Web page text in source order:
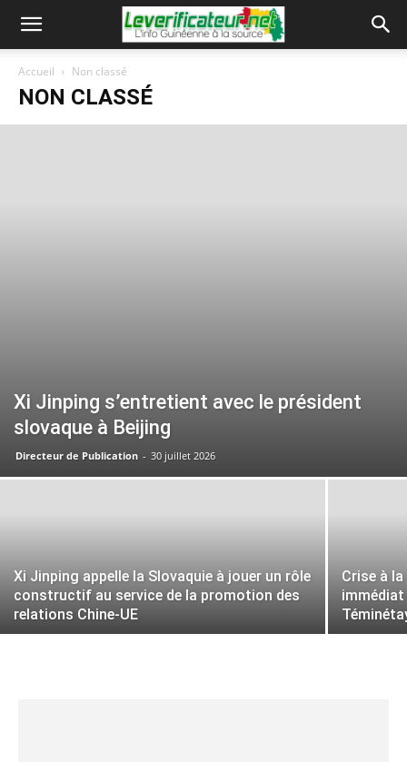
Accueil Non classé
NON CLASSÉ
Xi Jinping s’entretient avec le président
slovaque à Beijing
Directeur de Publication - 30 juillet 2026
Xi Jinping appelle la Slovaquie à jouer un rôle
constructif au service de la promotion des
relations Chine-UE
Crise à